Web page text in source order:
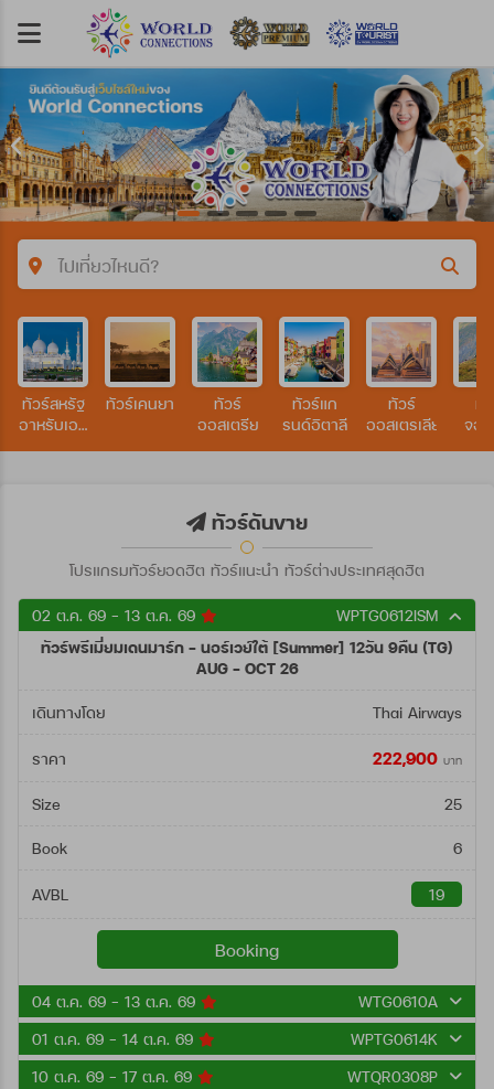
ไปเที่ยวไหนดี?
คำค้นหา/รหัสทัวร์
ประเทศ
ถึงวันที่
ค้นหา
ทัวร์สหรัฐ
อาหรับเอมิ
ทัวร์เคนยา
ทัวร์
ออสเตรีย
ทัวร์แก
รนด์อิตาลี
ทัวร์
ออสเตรเลีย
ทั
จอร์
ทัวร์ดันขาย
โปรแกรมทัวร์ยอดฮิต ทัวร์แนะนำ ทัวร์ต่างประเทศสุดฮิต
02 ต.ค. 69 - 13 ต.ค. 69
WPTG0612ISM
ทัวร์พรีเมี่ยมเดนมาร์ก - นอร์เวย์ใต้ [Summer] 12วัน 9คืน (TG)
AUG - OCT 26
เดินทางโดย Thai Airways
ราคา 222,900 บาท
Size 25
Book 6
AVBL 19
Booking
04 ต.ค. 69 - 13 ต.ค. 69
WTG0610A
01 ต.ค. 69 - 14 ต.ค. 69
WPTG0614K
10 ต.ค. 69 - 17 ต.ค. 69
WTQR0308P